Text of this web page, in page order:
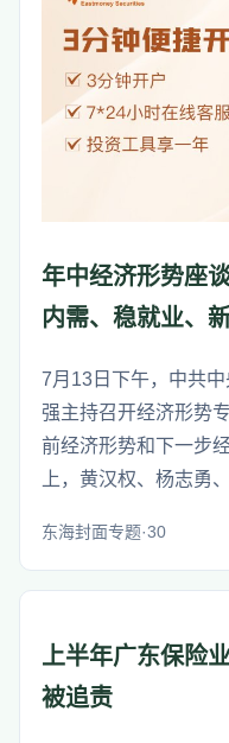
年中经济形势座
内需、稳就业、
7月13日下午，中共
强主持召开经济形势
前经济形势和下一步
上，黄汉权、杨志勇
东海封面专题·30
上半年广东保险
被追责